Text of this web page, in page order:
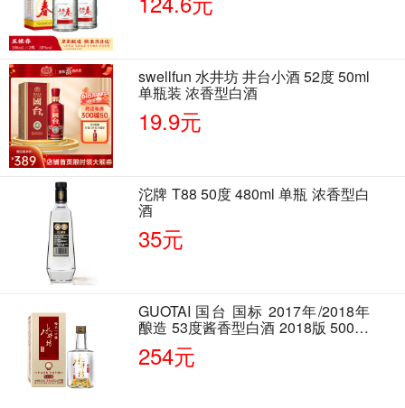
swellfun 水井坊 井台小酒 52度 50ml
单瓶装 浓香型白酒
19.9元
沱牌 T88 50度 480ml 单瓶 浓香型白
酒
35元
GUOTAI 国台 国标 2017年/2018年
酿造 53度酱香型白酒 2018版 500ml
单瓶装
254元